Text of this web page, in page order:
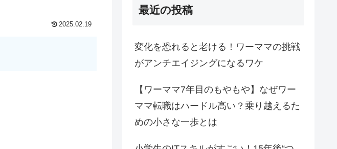
2025.02.19
最近の投稿
変化を恐れると老ける！ワーママの挑戦
がアンチエイジングになるワケ
【ワーママ7年目のもやもや】なぜワー
ママ転職はハードル高い？乗り越えるた
めの小さな一歩とは